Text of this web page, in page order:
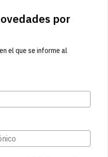
por
el que se informe al